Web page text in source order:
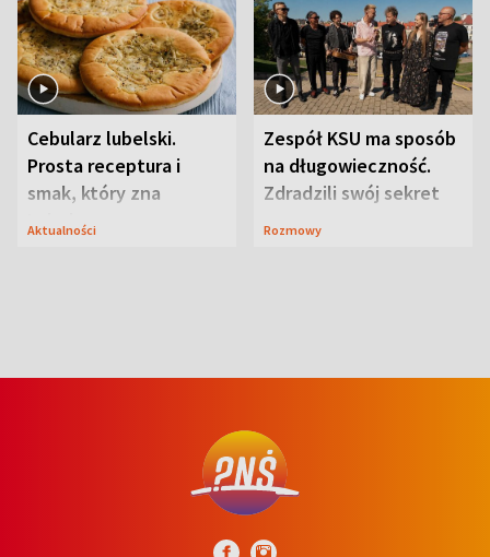
Cebularz lubelski.
Prosta receptura i
smak, który zna
Lubelszczyzna
Aktualności
Zespół KSU ma sposób
na długowieczność.
Zdradzili swój sekret
Rozmowy